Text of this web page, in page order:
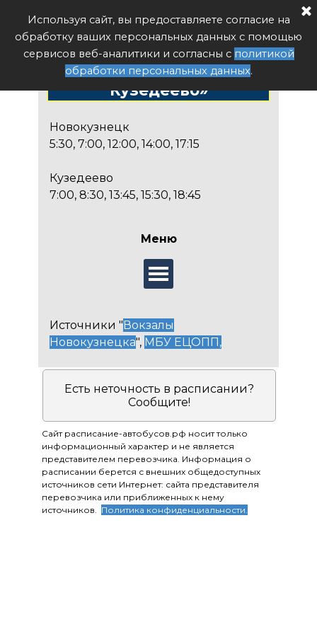
Используя сайт, вы предоставляете согласие на
обработку ваших персональных данных с помощью
сервисов веб-аналитики и согласны с политикой
обработки персональных данных.
Поиск
Расписание автобуса
№171 «Новокузнецк -
Кузедеево»
Новокузнецк
5:30, 7:00, 12:00, 14:00, 17:15
Кузедеево
7:00, 8:30, 13:45, 15:30, 18:45
Меню
Источники "Вокзалы
Новокузнецка", МБУ ЕЦОПП,
Есть неточность в расписании?
Сообщите!
Сайт расписание-автобусов.рф носит только
информационный характер и не является
представителем перевозчика. Информация о
расписании берется с внешних общедоступных
источников сети Интернет: сайта представителя
перевозчика или приближенных к нему
источников. Политика конфиденциальности.